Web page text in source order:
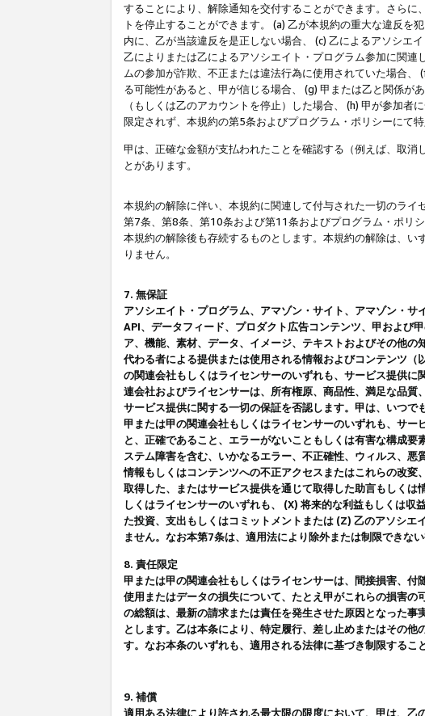
することにより、解除通知を交付することができます。さら
トを停止することができます。 (a) 乙が本規約の重大な違反
内に、乙が当該違反を是正しない場合、 (c) 乙によるアソシエ
乙によりまたは乙によるアソシエイト・プログラム参加に関
ムの参加が詐欺、不正または違法行為に使用されていた場合
る可能性があると、甲が信じる場合、 (g) 甲または乙と関係が
（もしくは乙のアカウントを停止）した場合、 (h) 甲が参加
限定されず、本規約の第5条およびプログラム・ポリシーにて
甲は、正確な金額が支払われたことを確認する（例えば、取
とがあります。
本規約の解除に伴い、本規約に関連して付与された一切のラ
第7条、第8条、第10条および第11条およびプログラム・ポリ
本規約の解除後も存続するものとします。本規約の解除は、
りません。
7. 無保証
アソシエイト・プログラム、アマゾン・サイト、アマゾン・
API、データフィード、プロダクト広告コンテンツ、甲および
ア、機能、素材、データ、イメージ、テキストおよびその他
代わる者による提供または使用される情報およびコンテンツ
の関連会社もしくはライセンサーのいずれも、サービス提供
連会社およびライセンサーは、所有権原、商品性、満足な品質
サービス提供に関する一切の保証を否認します。甲は、いつで
甲または甲の関連会社もしくはライセンサーのいずれも、サ
と、正確であること、エラーがないこともしくは有害な構成
ステム障害を含む、いかなるエラー、不正確性、ウィルス、
情報もしくはコンテンツへの不正アクセスまたはこれらの改
取得した、またはサービス提供を通じて取得した助言もしく
しくはライセンサーのいずれも、 (X) 将来的な利益もしくは
た投資、支出もしくはコミットメントまたは (Z) 乙のアソシ
ません。なお本第7条は、適用法により除外または制限できな
8. 責任限定
甲または甲の関連会社もしくはライセンサーは、間接損害、付
使用またはデータの損失について、たとえ甲がこれらの損害
の総額は、最新の請求または責任を発生させた原因となった
とします。乙は本条により、特定履行、差し止めまたはその
す。なお本条のいずれも、適用される法律に基づき制限するこ
9. 補償
適用ある法律により許される最大限の限度において、甲は、